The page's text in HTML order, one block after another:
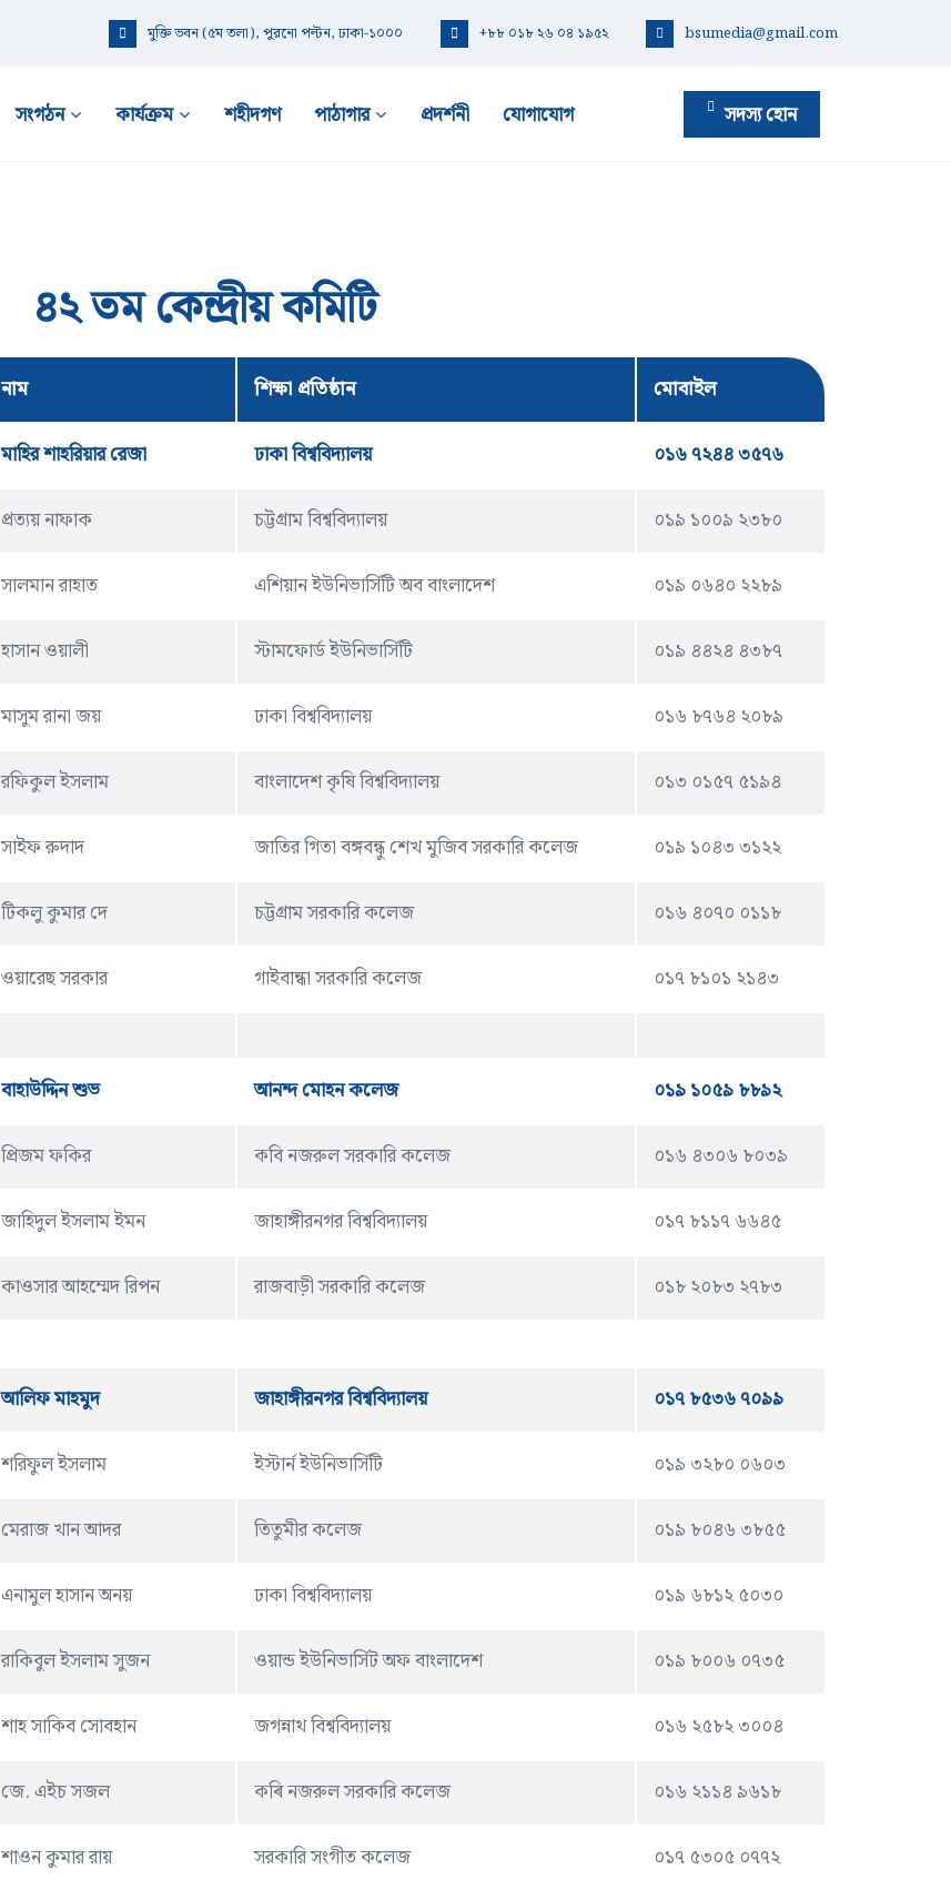
মুক্তি ভবন (৫ম তলা), পুরনো পল্টন, ঢাকা-১০০০ +৮৮ ০১৮ ২৬ ০৪ ১৯৫২ bsumedia@gmail.com
সংগঠন কার্যক্রম শহীদগণ পাঠাগার প্রদর্শনী যোগাযোগ সদস্য হোন
৪২ তম কেন্দ্রীয় কমিটি
নাম শিক্ষা প্রতিষ্ঠান মোবাইল
মাহির শাহরিয়ার রেজা ঢাকা বিশ্ববিদ্যালয় ০১৬ ৭২৪৪ ৩৫৭৬
প্রত্যয় নাফাক চট্টগ্রাম বিশ্ববিদ্যালয় ০১৯ ১০০৯ ২৩৮০
সালমান রাহাত এশিয়ান ইউনিভার্সিটি অব বাংলাদেশ ০১৯ ০৬৪০ ২২৮৯
হাসান ওয়ালী স্টামফোর্ড ইউনিভার্সিটি ০১৯ ৪৪২৪ ৪৩৮৭
মাসুম রানা জয় ঢাকা বিশ্ববিদ্যালয় ০১৬ ৮৭৬৪ ২০৮৯
রফিকুল ইসলাম বাংলাদেশ কৃষি বিশ্ববিদ্যালয় ০১৩ ০১৫৭ ৫১৯৪
সাইফ রুদাদ জাতির গিতা বঙ্গবন্ধু শেখ মুজিব সরকারি কলেজ ০১৯ ১০৪৩ ৩১২২
টিকলু কুমার দে চট্টগ্রাম সরকারি কলেজ ০১৬ ৪০৭০ ০১১৮
ওয়ারেছ সরকার গাইবান্ধা সরকারি কলেজ ০১৭ ৮১০১ ২১৪৩
বাহাউদ্দিন শুভ আনন্দ মোহন কলেজ ০১৯ ১০৫৯ ৮৮৯২
প্রিজম ফকির কবি নজরুল সরকারি কলেজ ০১৬ ৪৩০৬ ৮০৩৯
জাহিদুল ইসলাম ইমন জাহাঙ্গীরনগর বিশ্ববিদ্যালয় ০১৭ ৮১১৭ ৬৬৪৫
কাওসার আহম্মেদ রিপন রাজবাড়ী সরকারি কলেজ ০১৮ ২০৮৩ ২৭৮৩
আলিফ মাহমুদ জাহাঙ্গীরনগর বিশ্ববিদ্যালয় ০১৭ ৮৫৩৬ ৭০৯৯
শরিফুল ইসলাম ইস্টার্ন ইউনিভার্সিটি ০১৯ ৩২৮০ ০৬০৩
মেরাজ খান আদর তিতুমীর কলেজ ০১৯ ৮০৪৬ ৩৮৫৫
এনামুল হাসান অনয় ঢাকা বিশ্ববিদ্যালয় ০১৯ ৬৮১২ ৫০৩০
রাকিবুল ইসলাম সুজন ওয়ান্ড ইউনিভার্সিট অফ বাংলাদেশ ০১৯ ৮০০৬ ০৭৩৫
শাহ সাকিব সোবহান জগন্নাথ বিশ্ববিদ্যালয় ০১৬ ২৫৮২ ৩০০৪
জে. এইচ সজল কৰি নজরুল সরকারি কলেজ ০১৬ ২১১৪ ৯৬১৮
শাওন কুমার রায় সরকারি সংগীত কলেজ ০১৭ ৫৩০৫ ০৭৭২